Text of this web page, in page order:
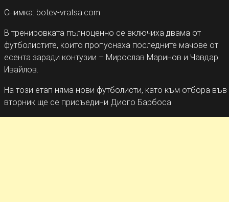
Снимка: botev-vratsa.com
В тренировката пълноценно се включиха двама от
футболистите, които пропуснаха последните мачове от
есента заради контузии – Мирослав Маринов и Чавдар
Ивайлов.
На този етап няма нови футболисти, като към отбора във
вторник ще се присъедини Диого Барбоса.